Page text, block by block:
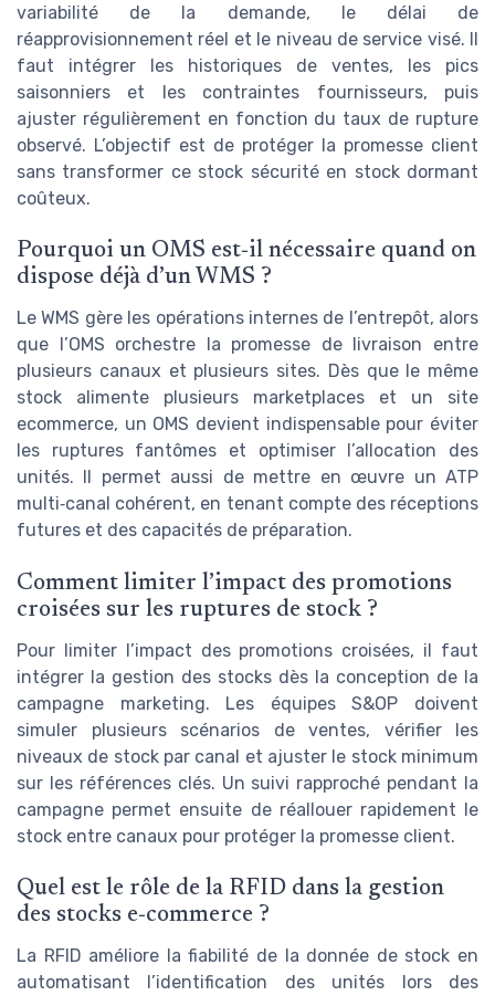
variabilité de la demande, le délai de
réapprovisionnement réel et le niveau de service visé. Il
faut intégrer les historiques de ventes, les pics
saisonniers et les contraintes fournisseurs, puis
ajuster régulièrement en fonction du taux de rupture
observé. L’objectif est de protéger la promesse client
sans transformer ce stock sécurité en stock dormant
coûteux.
Pourquoi un OMS est‑il nécessaire quand on
dispose déjà d’un WMS ?
Le WMS gère les opérations internes de l’entrepôt, alors
que l’OMS orchestre la promesse de livraison entre
plusieurs canaux et plusieurs sites. Dès que le même
stock alimente plusieurs marketplaces et un site
ecommerce, un OMS devient indispensable pour éviter
les ruptures fantômes et optimiser l’allocation des
unités. Il permet aussi de mettre en œuvre un ATP
multi‑canal cohérent, en tenant compte des réceptions
futures et des capacités de préparation.
Comment limiter l’impact des promotions
croisées sur les ruptures de stock ?
Pour limiter l’impact des promotions croisées, il faut
intégrer la gestion des stocks dès la conception de la
campagne marketing. Les équipes S&OP doivent
simuler plusieurs scénarios de ventes, vérifier les
niveaux de stock par canal et ajuster le stock minimum
sur les références clés. Un suivi rapproché pendant la
campagne permet ensuite de réallouer rapidement le
stock entre canaux pour protéger la promesse client.
Quel est le rôle de la RFID dans la gestion
des stocks e‑commerce ?
La RFID améliore la fiabilité de la donnée de stock en
automatisant l’identification des unités lors des